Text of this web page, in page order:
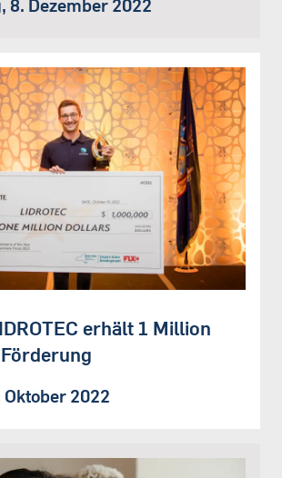
8. Dezember 2022
erhält 1 Million
Oktober 2022